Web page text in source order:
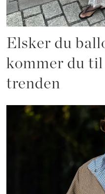
Elsker du
kommer du til
trenden